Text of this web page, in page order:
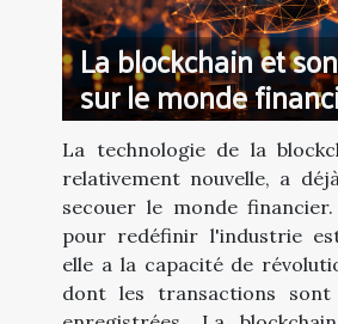
La blockchain et
sur le monde
La technologie de la
relativement nouvelle, a
secouer le monde
pour redéfinir l'industrie
elle a la capacité de
dont les transactions